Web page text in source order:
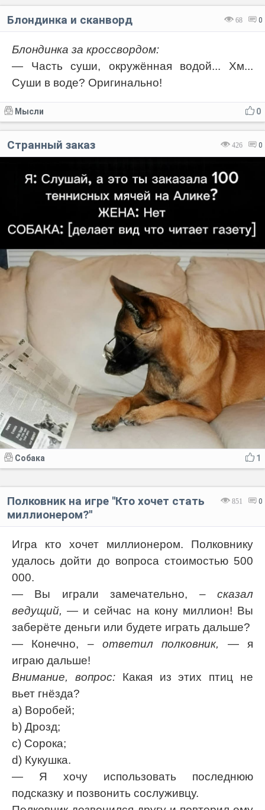
68 0
Блондинка и сканворд
Блондинка за кроссвордом:
— Часть суши, окружённая водой... Хм...
Суши в воде? Оригинально!
0
Мысли
426 0
Странный заказ
1
Собака
851 0
Полковник на игре ''Кто хочет стать
миллионером?''
Игра кто хочет миллионером. Полковнику
удалось дойти до вопроса стоимостью 500
000.
— Вы играли замечательно, – сказал
ведущий, — и сейчас на кону миллион! Вы
заберёте деньги или будете играть дальше?
— Конечно, – ответил полковник,
— я
играю дальше!
Внимание, вопрос:Какая из этих птиц не
вьет гнёзда?
а) Воробей;
b) Дрозд;
с) Сорока;
d) Кукушка.
— Я хочу использовать последнюю
подсказку и позвонить сослуживцу.